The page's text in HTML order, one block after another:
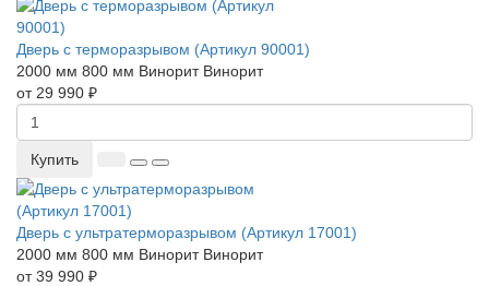
Дверь с терморазрывом (Артикул 90001)
2000 мм 800 мм Винорит Винорит
от 29 990 ₽
Купить
Дверь с ультратерморазрывом (Артикул 17001)
2000 мм 800 мм Винорит Винорит
от 39 990 ₽